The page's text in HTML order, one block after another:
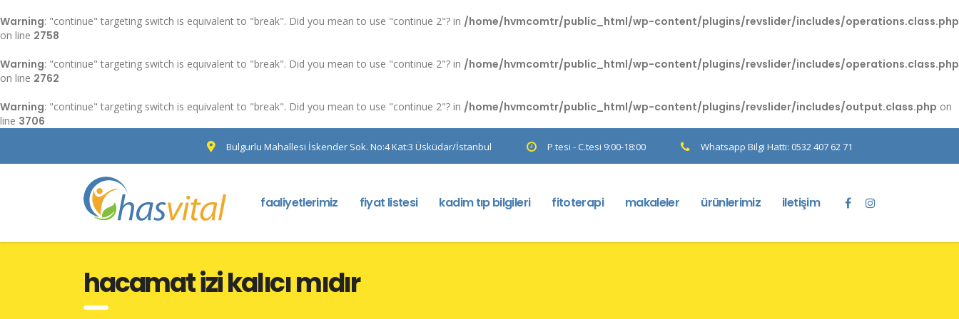
Warning: "continue" targeting switch is equivalent to "break". Did you mean to use "continue 2"? in /home/hvmcomtr/public_html/wp-content/plugins/revslider/includes/operations.class.php
on line 2758
Warning: "continue" targeting switch is equivalent to "break". Did you mean to use "continue 2"? in /home/hvmcomtr/public_html/wp-content/plugins/revslider/includes/operations.class.php
on line 2762
Warning: "continue" targeting switch is equivalent to "break". Did you mean to use "continue 2"? in /home/hvmcomtr/public_html/wp-content/plugins/revslider/includes/output.class.php on
line 3706
Bulgurlu Mahallesi İskender Sok. No:4 Kat:3 Üsküdar/İstanbul P.tesi - C.tesi 9:00-18:00 Whatsapp Bilgi Hattı: 0532 407 62 71
faaliyetlerimiz fiyat listesi kadim tıp bilgileri fitoterapi makaleler ürünlerimiz iletişim
hacamat izi kalıcı mıdır